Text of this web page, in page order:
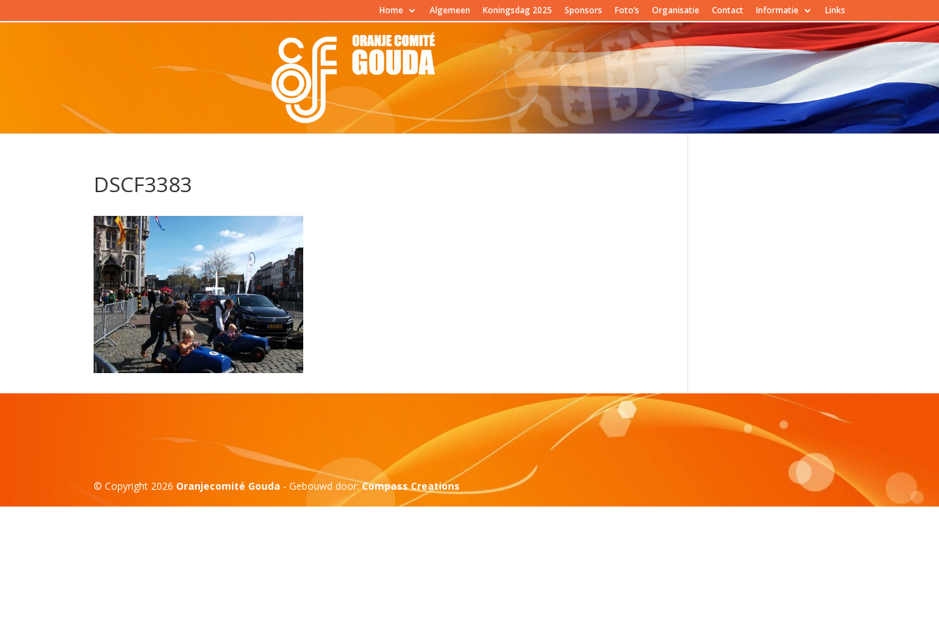
Home Algemeen Koningsdag 2025 Sponsors Foto’s Organisatie Contact Informatie Links
DSCF3383
© Copyright 2026 Oranjecomité Gouda - Gebouwd door:Compass Creations